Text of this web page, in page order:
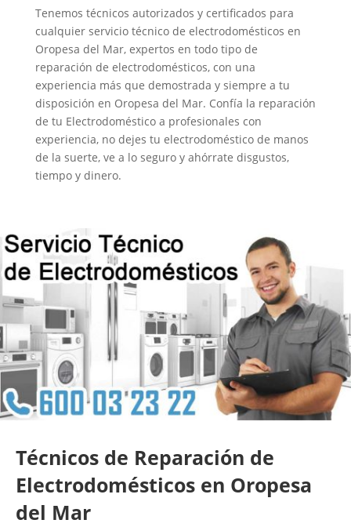
Tenemos técnicos autorizados y certificados para
cualquier servicio técnico de electrodomésticos en
Oropesa del Mar, expertos en todo tipo de
reparación de electrodomésticos, con una
experiencia más que demostrada y siempre a tu
disposición en Oropesa del Mar. Confía la reparación
de tu Electrodoméstico a profesionales con
experiencia, no dejes tu electrodoméstico de manos
de la suerte, ve a lo seguro y ahórrate disgustos,
tiempo y dinero.
Técnicos de Reparación de
Electrodomésticos en Oropesa
del Mar